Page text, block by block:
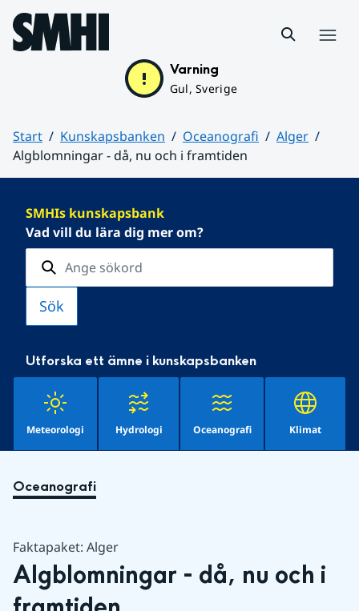
Hoppa till sidans innehåll
Varning
Gul, Sverige
Start Kunskapsbanken Oceanografi
Alger
Algblomningar - då, nu och i framtiden
SMHIs kunskapsbank
Vad vill du lära dig mer om?
Utforska ett ämne i kunskapsbanken
Meteorologi Hydrologi Oceanografi Klimat
Oceanografi
Faktapaket: Alger
Algblomningar - då, nu och i